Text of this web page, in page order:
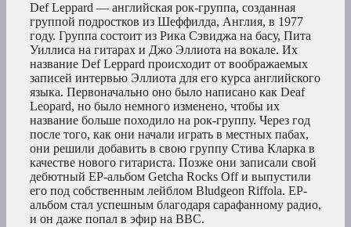
Def Leppard — английская рок-группа, созданная
группой подростков из Шеффилда, Англия, в 1977
году. Группа состоит из Рика Сэвиджа на басу, Пита
Уиллиса на гитарах и Джо Эллиота на вокале. Их
название Def Leppard происходит от воображаемых
записей интервью Эллиота для его курса английского
языка. Первоначально оно было написано как Deaf
Leopard, но было немного изменено, чтобы их
название больше походило на рок-группу. Через год
после того, как они начали играть в местных пабах,
они решили добавить в свою группу Стива Кларка в
качестве нового гитариста. Позже они записали свой
дебютный EP-альбом Getcha Rocks Off и выпустили
его под собственным лейблом Bludgeon Riffola. EP-
альбом стал успешным благодаря сарафанному радио,
и он даже попал в эфир на BBC.